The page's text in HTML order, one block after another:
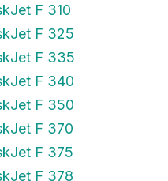
F 325
F 335
F 340
F 350
F 370
F 375
F 378